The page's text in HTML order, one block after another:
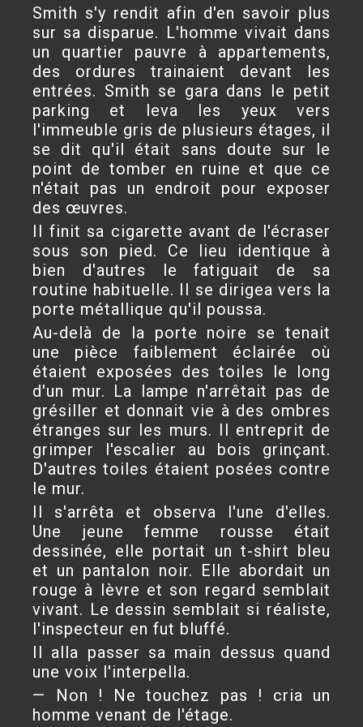
Smith s'y rendit afin d'en savoir plus
sur sa disparue. L'homme vivait dans
un quartier pauvre à appartements,
des ordures trainaient devant les
entrées. Smith se gara dans le petit
parking et leva les yeux vers
l'immeuble gris de plusieurs étages, il
se dit qu'il était sans doute sur le
point de tomber en ruine et que ce
n'était pas un endroit pour exposer
des œuvres.
Il finit sa cigarette avant de l'écraser
sous son pied. Ce lieu identique à
bien d'autres le fatiguait de sa
routine habituelle. Il se dirigea vers la
porte métallique qu'il poussa.
Au-delà de la porte noire se tenait
une pièce faiblement éclairée où
étaient exposées des toiles le long
d'un mur. La lampe n'arrêtait pas de
grésiller et donnait vie à des ombres
étranges sur les murs. Il entreprit de
grimper l'escalier au bois grinçant.
D'autres toiles étaient posées contre
le mur.
Il s'arrêta et observa l'une d'elles.
Une jeune femme rousse était
dessinée, elle portait un t-shirt bleu
et un pantalon noir. Elle abordait un
rouge à lèvre et son regard semblait
vivant. Le dessin semblait si réaliste,
l'inspecteur en fut bluffé.
Il alla passer sa main dessus quand
une voix l'interpella.
— Non ! Ne touchez pas ! cria un
homme venant de l'étage.